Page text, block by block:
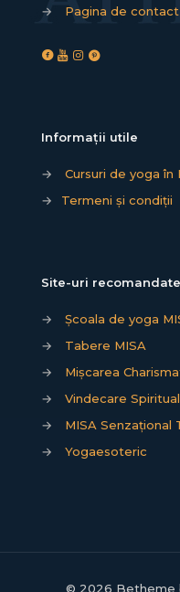
→
Pagina de contact
Informații utile
→
Cursuri de yoga în
→
Termeni și condiții
Site-uri recomandate
→
Școala de yoga
→
Tabere MISA
→
Mișcarea
→
Vindecare
→
MISA Senzațional
→
Yogaesoteric
© 2026 Betheme